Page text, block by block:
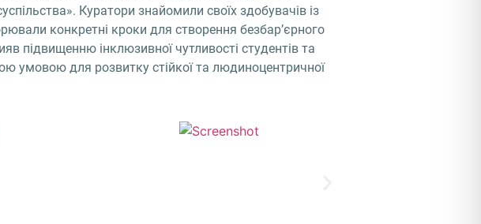
Куратори знайомили своїх здобувачів із
конкретні кроки для створення безбар’єрного
підвищенню інклюзивної чутливості студентів та
умовою для розвитку стійкої та людиноцентричної